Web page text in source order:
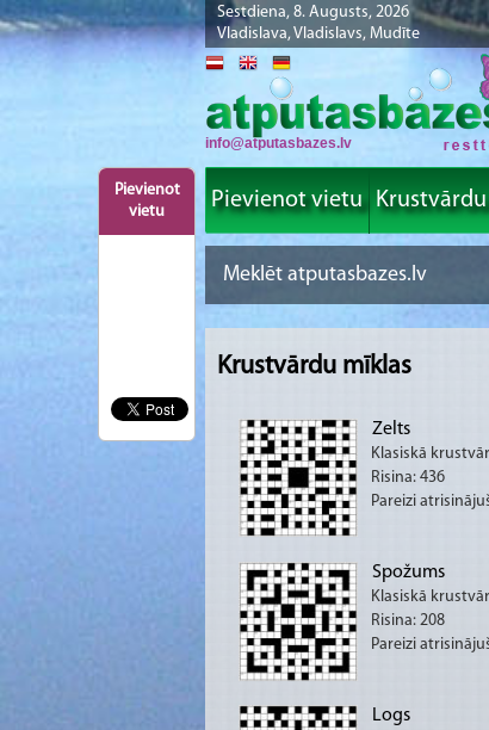
Sestdiena, 8. Augusts, 2026
Vladislava, Vladislavs, Mudīte
Pievienot
vietu
info@atputasbazes.lv
Pievienot vietu
Krustvārdu mīklas
Zelts
Klasiskā
Risina: 436
Pareizi
Spožums
Klasiskā
Risina: 208
Pareizi
Logs